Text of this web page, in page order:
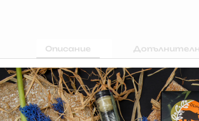
Описание
какаова маса, пшенично брашно, какаово масло,
инолин, бакпулвери, амониев и натриев
киселина. Овкусители. Може да съдържа фъстъци